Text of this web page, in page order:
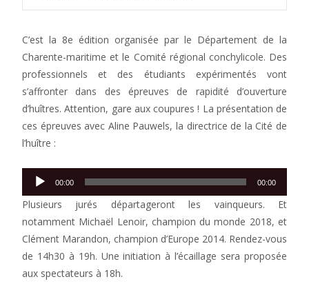
C’est la 8e édition organisée par le Département de la
Charente-maritime et le Comité régional conchylicole. Des
professionnels et des étudiants expérimentés vont
s’affronter dans des épreuves de rapidité d’ouverture
d’huîtres. Attention, gare aux coupures ! La présentation de
ces épreuves avec Aline Pauwels, la directrice de la Cité de
l’huître :
Lecteur
audio
00:00 00:00
Plusieurs jurés départageront les vainqueurs. Et
notamment Michaël Lenoir, champion du monde 2018, et
Clément Marandon, champion d’Europe 2014. Rendez-vous
de 14h30 à 19h. Une initiation à l’écaillage sera proposée
aux spectateurs à 18h.